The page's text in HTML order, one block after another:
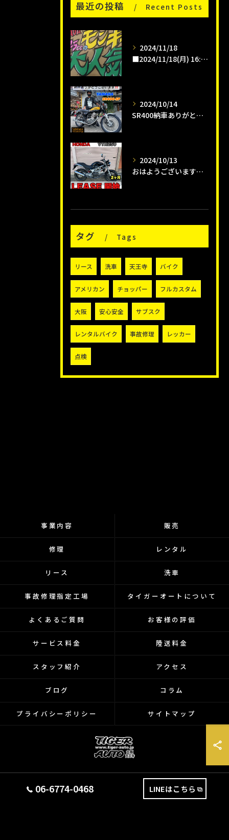
最近の投稿 Recent Posts
2024/11/18
■2024/11/18(月) 16:00pm
2024/10/14
SR400納車ありがとうございます😊
2024/10/13
おはようございます😊タイガーオートインスタクラブです🛵
タグ Tags
リース 洗車 天王寺 バイク
アメリカン チョッパー フルカスタム
大阪 安心安全 サブスク
レンタルバイク 事故修理 レッカー
点検
06-6774-0468 LINEはこちら
事業内容 販売
修理 レンタル
リース 洗車
事故修理指定工場 タイガーオートについて
よくあるご質問 お客様の評価
サービス料金 陸送料金
スタッフ紹介 アクセス
ブログ コラム
プライバシーポリシー サイトマップ